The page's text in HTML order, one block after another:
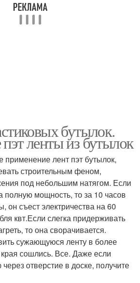
Бутылки для клумбы
Поделки из
пластиковых бутылок
бутылок.
ленты из бутылок
применение лент пэт бутылок,
строительным феном,
под небольшим натягом. Если
полную мощность, то за 10 часов
он съест электричества на 60
квт.Если слегка придерживать
то она сворачивается.
сужающуюся ленту в более
сошлись. Все. Даже если
через отверстие в доске, получите